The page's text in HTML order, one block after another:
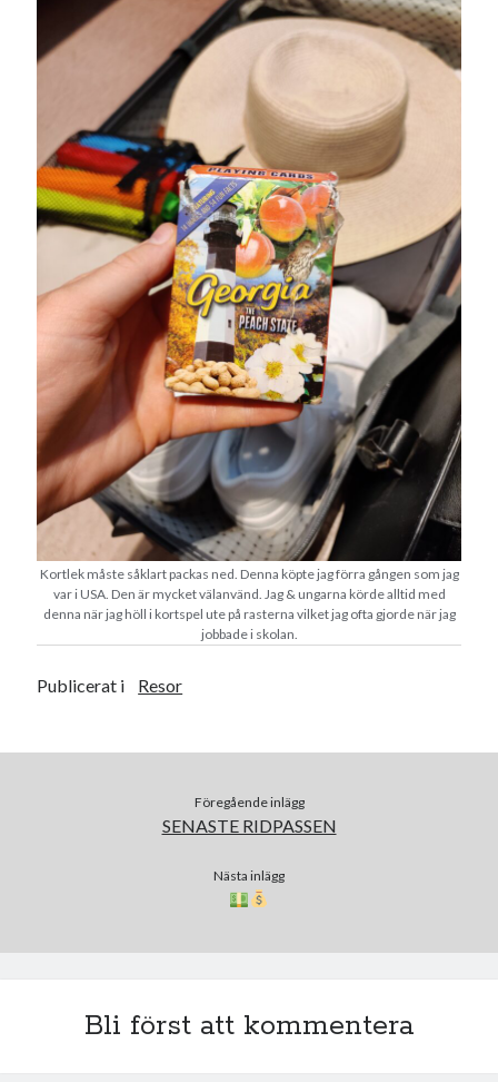
juni 2026
maj 2026
februari 2026
januari 2026
december 2025
november 2025
oktober 2025
september 2025
augusti 2025
juli 2025
juni 2025
april 2025
mars 2025
februari 2025
januari 2025
december 2024
november 2024
oktober 2024
september 2024
augusti 2024
maj 2024
juli 2023
april 2023
Kortlek måste såklart packas ned. Denna köpte jag förra gången som jag
var i USA. Den är mycket välanvänd. Jag & ungarna körde alltid med
denna när jag höll i kortspel ute på rasterna vilket jag ofta gjorde när jag
jobbade i skolan.
Publicerat i Resor
Föregående inlägg
SENASTE RIDPASSEN
Nästa inlägg
Bli först att kommentera